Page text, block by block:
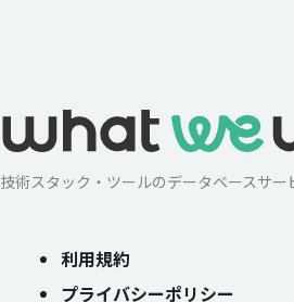
技術スタック・ツールのデータベースサー
利用規約
プライバシーポリシー